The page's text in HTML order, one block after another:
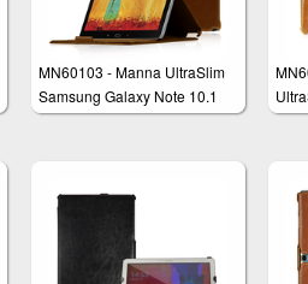
MN60103 - Manna UltraSlim
Samsung Galaxy Note 10.1
Edition 2014 und Galaxy